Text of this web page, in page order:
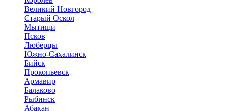
Великий Новгород
Старый Оскол
Мытищи
Псков
Люберцы
Южно-Сахалинск
Бийск
Прокопьевск
Армавир
Балаково
Рыбинск
Абакан